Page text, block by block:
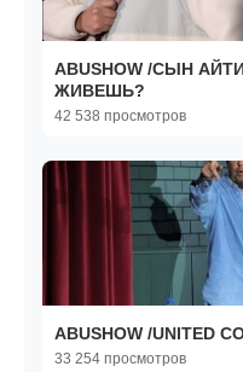
ABUSHOW /СЫН
ЖИВЕШЬ?
42 538 просмотров
ABUSHOW /UNITED
33 254 просмотров